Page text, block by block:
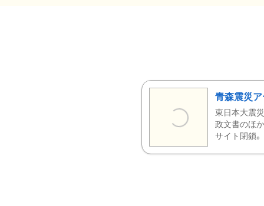
青森震災ア
東日本大震
政文書のほ
サイト閉鎖。